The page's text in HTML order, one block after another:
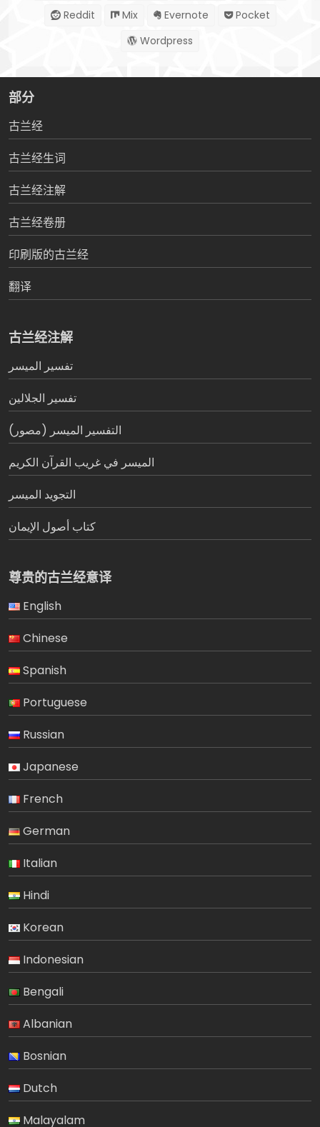
Reddit
Mix Evernote
Pocket
Wordpress
部分
古兰经
古兰经生词
古兰经注解
古兰经卷册
印刷版的古兰经
翻译
古兰经注解
تفسير المیسر
تفسير الجلالين
التفسير الميسر (مصور)
الميسر في غريب القرآن الكريم
التجويد الميسر
كتاب أصول الإيمان
尊贵的古兰经意译
English
Chinese
Spanish
Portuguese
Russian
Japanese
French
German
Italian
Hindi
Korean
Indonesian
Bengali
Albanian
Bosnian
Dutch
Malayalam